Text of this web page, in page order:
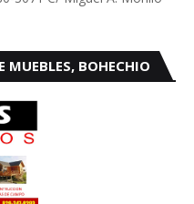
MUEBLES, BOHECHIO